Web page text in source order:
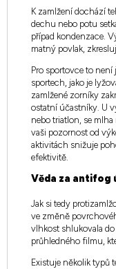
K zamlžení dochází
dechu nebo potu
případ kondenzace.
matný povlak,
Pro sportovce to není
sportech, jako je
zamlžené zorníky
ostatní účastníky. U
nebo triatlon, se
vaši pozornost od
aktivitách snižuje
efektivitě.
Věda za antifog
Jak si tedy
ve změně
vlhkost shlukovala do
průhledného filmu,
Existuje několik typů